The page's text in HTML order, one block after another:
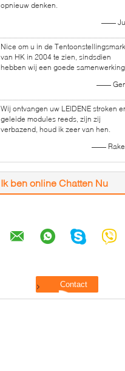
opnieuw denken.
——
Nice om u in de
van HK in 2004 te zien, sindsdien
hebben wij een goede
——
Wij ontvangen uw LEIDENE stroken
geleide modules reeds, zijn zij
verbazend, houd ik zeer van hen.
——
Ik ben online Chatten Nu